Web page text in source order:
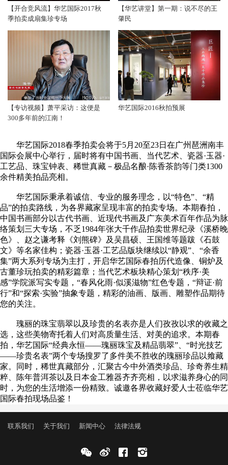
【开合竞风流】华艺国际2017秋
季拍卖成扇集珍专场
【华艺讲堂】第一期：说不尽的王
肇民
【专访视频】萧平采访：这便是
300多年前的江南！
华艺国际2016秋拍预展
华艺国际2018春季拍卖会将于5月20至23日在广州琶洲南丰
国际会展中心举行，届时将有中国书画、当代艺术、瓷器·玉器·
工艺品、珠宝钟表、稀世真藏－极品名酿·陈香茶韵等门类1300
余件精美拍品亮相。
华艺国际秉承着诚信、专业的服务理念，以“特色”、“精
品”的拍卖路线，为各界藏家呈现丰富的拍卖专场。本期春拍，
中国书画部分以古代书画、近现代书画及广东美术百年作品为脉
络策划三大专场，不乏1984年张大千作品拍卖世界纪录《溪桥晚
色》、赵之谦考释《刘熊碑》及吴昌硕、王国维等题跋《石鼓
文》等名家佳构；瓷器·玉器·工艺品版块继续以“静观”、“余香
集”两大系列专场为主打，开启华艺国际春拍历代造像、铜炉及
古董珍玩拍卖的精彩篇章；当代艺术板块精心策划“秩序·美
感”学院派写实专题，“春风化雨·似溪滋物”红色专题，“辩证·前
行”和“探索·实验”抽象专题，精彩的油画、版画、雕塑作品期待
您的关注。
瑰丽的珠宝翡翠以及珍贵的名表亦是人们孜孜以求的收藏之
选，这些美物寄托着人们对高质量生活、对美的追求。本期春
拍，华艺国际“经典永恒——瑰丽珠宝及精品翡翠”、“时光技艺
——珍贵名表”两个专场搜罗了多件美不胜收的瑰丽珍品以飨藏
家。同时，稀世真藏部分，汇聚古今中外酒类珍品、珍奇养生精
粹、陈年普洱茶以及日本金工雅器齐齐亮相，以求滋养身心的同
时，为您的生活增添一份精致。诚邀各界收藏好爱人士莅临华艺
国际春拍现场品鉴！
联系我们 关于我们 新闻中心 法律法规